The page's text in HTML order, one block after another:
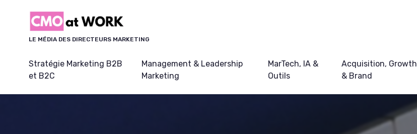
LE MÉDIA DES DIRECTEURS MARKETING
Stratégie Marketing B2B
et B2C
Management & Leadership
Marketing
MarTech, IA &
Outils
Acquisition, Growth
& Brand